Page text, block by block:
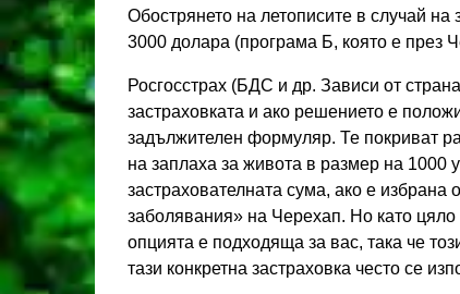
Обострянето на летописите в случай
3000 долара (програма Б, която е през
Росгосстрах (БДС и др. Зависи от
застраховката и ако решението е
задължителен формуляр. Те покриват
на заплаха за живота в размер на 1000
застрахователната сума, ако е
заболявания» на Черехап. Но като цяло
опцията е подходяща за вас, така че
тази конкретна застраховка често се